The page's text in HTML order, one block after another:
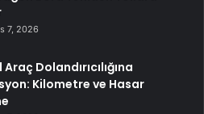
7, 2026
Araç Dolandırıcılığına
Kilometre ve Hasar